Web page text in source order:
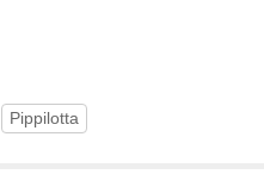
Pippilotta